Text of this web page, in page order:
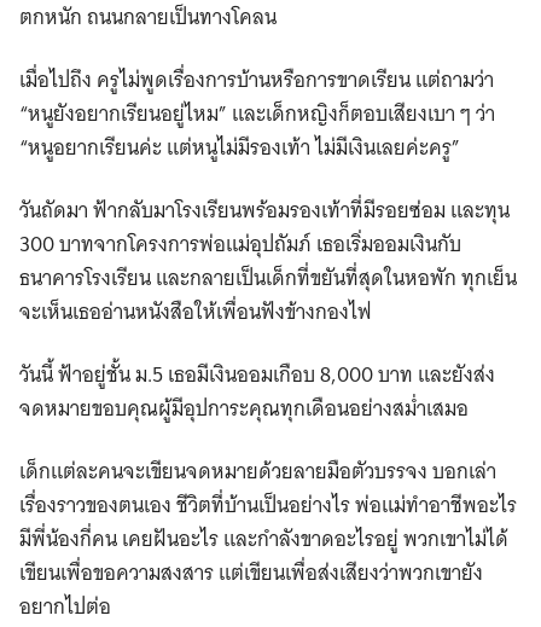
ตกหนัก ถนนกลายเป็นทางโคลน
เมื่อไปถึง ครูไม่พูดเรื่องการบ้านหรือการขาดเรียน แต่ถามว่า
“หนูยังอยากเรียนอยู่ไหม” และเด็กหญิงก็ตอบเสียงเบา ๆ ว่า
“หนูอยากเรียนค่ะ แต่หนูไม่มีรองเท้า ไม่มีเงินเลยค่ะครู”
วันถัดมา ฟ้ากลับมาโรงเรียนพร้อมรองเท้าที่มีรอยซ่อม และทุน
300 บาทจากโครงการพ่อแม่อุปถัมภ์ เธอเริ่มออมเงินกับ
ธนาคารโรงเรียน และกลายเป็นเด็กที่ขยันที่สุดในหอพัก ทุกเย็น
จะเห็นเธออ่านหนังสือให้เพื่อนฟังข้างกองไฟ
วันนี้ ฟ้าอยู่ชั้น ม.5 เธอมีเงินออมเกือบ 8,000 บาท และยังส่ง
จดหมายขอบคุณผู้มีอุปการะคุณทุกเดือนอย่างสม่ำเสมอ
เด็กแต่ละคนจะเขียนจดหมายด้วยลายมือตัวบรรจง บอกเล่า
เรื่องราวของตนเอง ชีวิตที่บ้านเป็นอย่างไร พ่อแม่ทำอาชีพอะไร
มีพี่น้องกี่คน เคยฝันอะไร และกำลังขาดอะไรอยู่ พวกเขาไม่ได้
เขียนเพื่อขอความสงสาร แต่เขียนเพื่อส่งเสียงว่าพวกเขายัง
อยากไปต่อ